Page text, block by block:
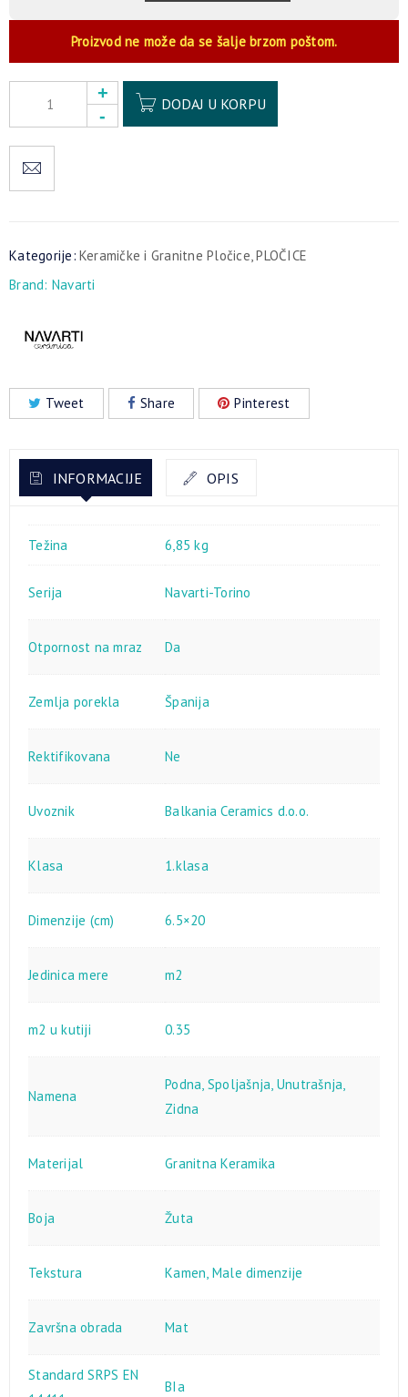
Proizvod ne može da se šalje brzom poštom.
DODAJ U KORPU
Kategorije: Keramičke i Granitne Pločice,PLOČICE
Brand: Navarti
Tweet Share Pinterest
INFORMACIJE OPIS
Težina 6,85 kg
Serija Navarti-Torino
Otpornost na mraz Da
Zemlja porekla Španija
Rektifikovana Ne
Uvoznik Balkania Ceramics d.o.o.
Klasa 1.klasa
Dimenzije (cm) 6.5×20
Jedinica mere m2
m2 u kutiji 0.35
Namena
Podna, Spoljašnja, Unutrašnja,
Zidna
Materijal Granitna Keramika
Boja Žuta
Tekstura Kamen, Male dimenzije
Završna obrada Mat
Standard SRPS EN
BIa